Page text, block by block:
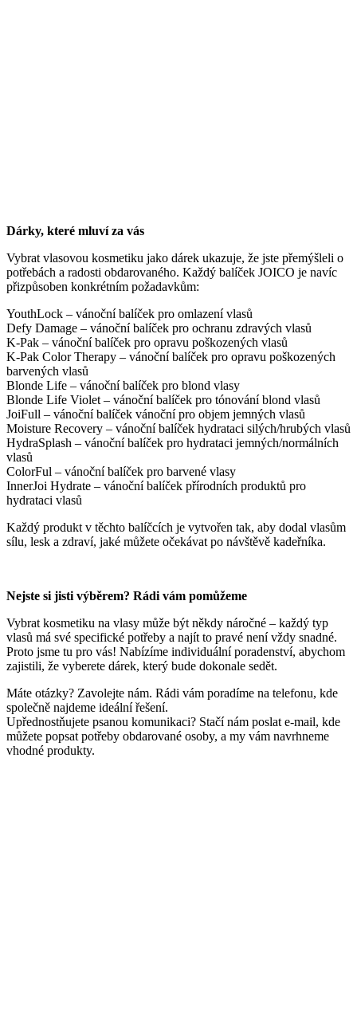
Dárky, které mluví za vás
Vybrat vlasovou kosmetiku jako dárek ukazuje, že jste přemýšleli o
potřebách a radosti obdarovaného. Každý balíček JOICO je navíc
přizpůsoben konkrétním požadavkům:
YouthLock – vánoční balíček pro omlazení vlasů
Defy Damage – vánoční balíček pro ochranu zdravých vlasů
K-Pak – vánoční balíček pro opravu poškozených vlasů
K-Pak Color Therapy – vánoční balíček pro opravu poškozených
barvených vlasů
Blonde Life – vánoční balíček pro blond vlasy
Blonde Life Violet – vánoční balíček pro tónování blond vlasů
JoiFull – vánoční balíček vánoční pro objem jemných vlasů
Moisture Recovery – vánoční balíček hydrataci silých/hrubých vlasů
HydraSplash – vánoční balíček pro hydrataci jemných/normálních
vlasů
ColorFul – vánoční balíček pro barvené vlasy
InnerJoi Hydrate – vánoční balíček přírodních produktů pro
hydrataci vlasů
Každý produkt v těchto balíčcích je vytvořen tak, aby dodal vlasům
sílu, lesk a zdraví, jaké můžete očekávat po návštěvě kadeřníka.
Nejste si jisti výběrem? Rádi vám pomůžeme
Vybrat kosmetiku na vlasy může být někdy náročné – každý typ
vlasů má své specifické potřeby a najít to pravé není vždy snadné.
Proto jsme tu pro vás! Nabízíme individuální poradenství, abychom
zajistili, že vyberete dárek, který bude dokonale sedět.
Máte otázky? Zavolejte nám. Rádi vám poradíme na telefonu, kde
společně najdeme ideální řešení.
Upřednostňujete psanou komunikaci? Stačí nám poslat e-mail, kde
můžete popsat potřeby obdarované osoby, a my vám navrhneme
vhodné produkty.